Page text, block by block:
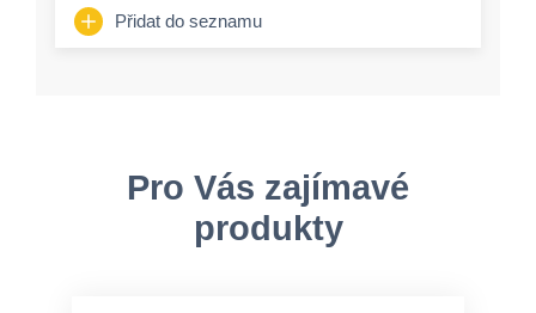
Přidat do seznamu
Pro Vás zajímavé
produkty